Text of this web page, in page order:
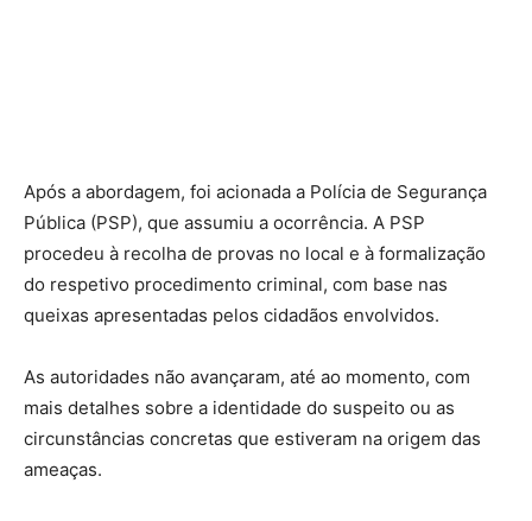
Após a abordagem, foi acionada a Polícia de Segurança
Pública (PSP), que assumiu a ocorrência. A PSP
procedeu à recolha de provas no local e à formalização
do respetivo procedimento criminal, com base nas
queixas apresentadas pelos cidadãos envolvidos.
As autoridades não avançaram, até ao momento, com
mais detalhes sobre a identidade do suspeito ou as
circunstâncias concretas que estiveram na origem das
ameaças.